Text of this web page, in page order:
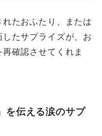
たおふたり、または
たサプライズが、お
確認させてくれま
を伝える涙のサプ